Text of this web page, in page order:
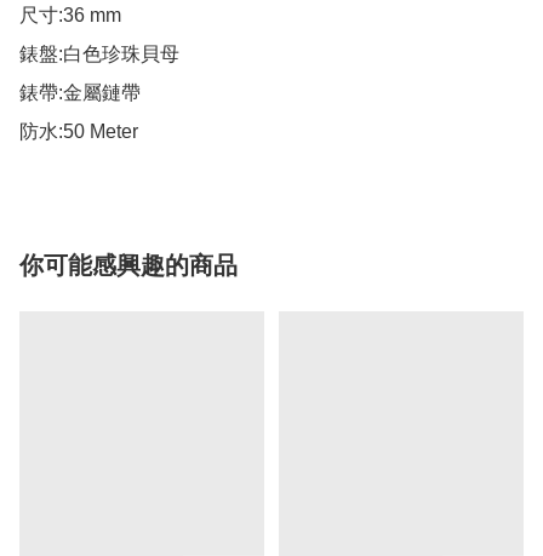
尺寸:36 mm
錶盤:白色珍珠貝母
錶帶:金屬鏈帶
防水:50 Meter
你可能感興趣的商品